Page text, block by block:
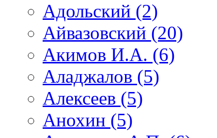
Адольский (2)
Айвазовский (20)
Акимов И.А. (6)
Аладжалов (5)
Алексеев (5)
Анохин (5)